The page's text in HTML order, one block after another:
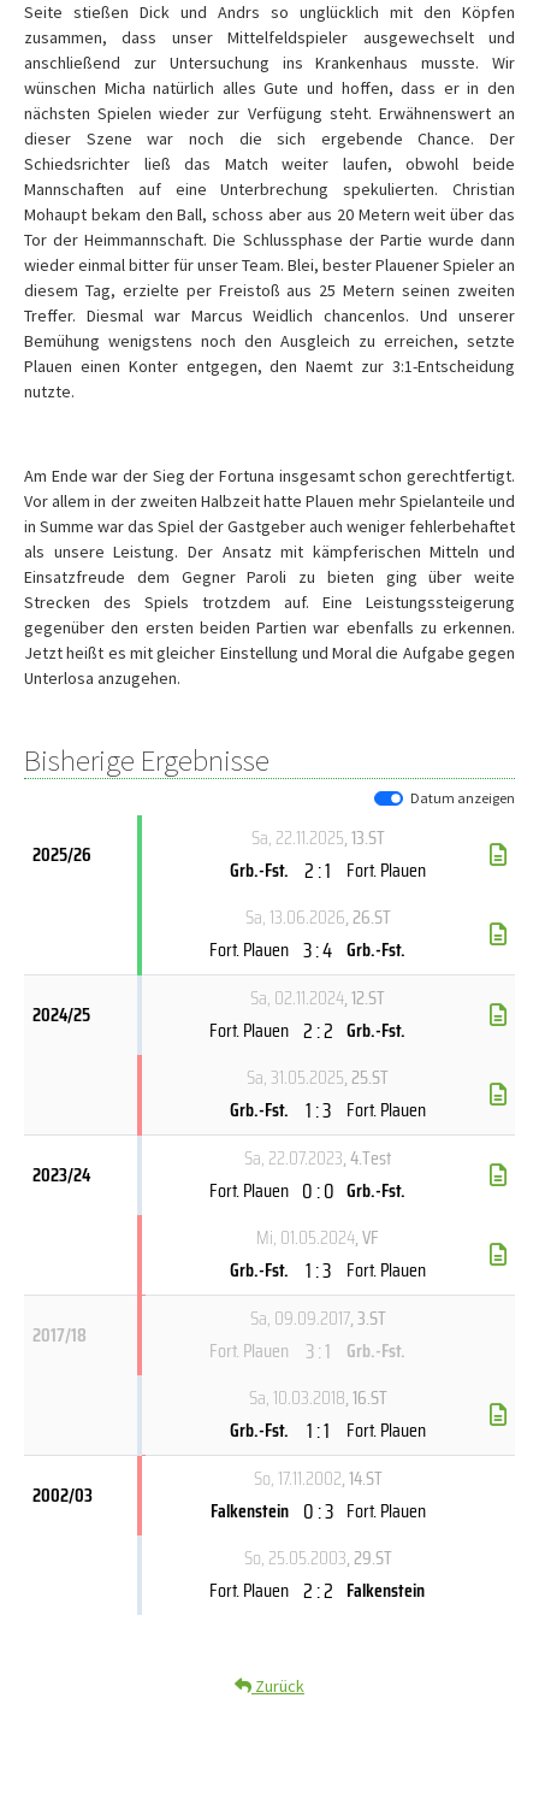
Seite stießen Dick und Andrs so unglücklich mit den Köpfen
zusammen, dass unser Mittelfeldspieler ausgewechselt und
anschließend zur Untersuchung ins Krankenhaus musste. Wir
wünschen Micha natürlich alles Gute und hoffen, dass er in den
nächsten Spielen wieder zur Verfügung steht. Erwähnenswert an
dieser Szene war noch die sich ergebende Chance. Der
Schiedsrichter ließ das Match weiter laufen, obwohl beide
Mannschaften auf eine Unterbrechung spekulierten. Christian
Mohaupt bekam den Ball, schoss aber aus 20 Metern weit über das
Tor der Heimmannschaft. Die Schlussphase der Partie wurde dann
wieder einmal bitter für unser Team. Blei, bester Plauener Spieler an
diesem Tag, erzielte per Freistoß aus 25 Metern seinen zweiten
Treffer. Diesmal war Marcus Weidlich chancenlos. Und unserer
Bemühung wenigstens noch den Ausgleich zu erreichen, setzte
Plauen einen Konter entgegen, den Naemt zur 3:1-Entscheidung
nutzte.
Am Ende war der Sieg der Fortuna insgesamt schon gerechtfertigt.
Vor allem in der zweiten Halbzeit hatte Plauen mehr Spielanteile und
in Summe war das Spiel der Gastgeber auch weniger fehlerbehaftet
als unsere Leistung. Der Ansatz mit kämpferischen Mitteln und
Einsatzfreude dem Gegner Paroli zu bieten ging über weite
Strecken des Spiels trotzdem auf. Eine Leistungssteigerung
gegenüber den ersten beiden Partien war ebenfalls zu erkennen.
Jetzt heißt es mit gleicher Einstellung und Moral die Aufgabe gegen
Unterlosa anzugehen.
Bisherige Ergebnisse
Datum anzeigen
2025/26
Sa, 22.11.2025, 13.ST
Grb.-Fst. 2 : 1 Fort. Plauen
Sa, 13.06.2026, 26.ST
Fort. Plauen 3 : 4 Grb.-Fst.
2024/25
Sa, 02.11.2024, 12.ST
Fort. Plauen 2 : 2 Grb.-Fst.
Sa, 31.05.2025, 25.ST
Grb.-Fst. 1 : 3 Fort. Plauen
2023/24
Sa, 22.07.2023, 4.Test
Fort. Plauen 0 : 0 Grb.-Fst.
Mi, 01.05.2024, VF
Grb.-Fst. 1 : 3 Fort. Plauen
2017/18
Sa, 09.09.2017, 3.ST
Fort. Plauen
3 : 1 Grb.-Fst.
Sa, 10.03.2018, 16.ST
Grb.-Fst.
1 : 1 Fort. Plauen
2002/03
So, 17.11.2002, 14.ST
Falkenstein 0 : 3 Fort. Plauen
So, 25.05.2003, 29.ST
Fort. Plauen 2 : 2 Falkenstein
Zurück